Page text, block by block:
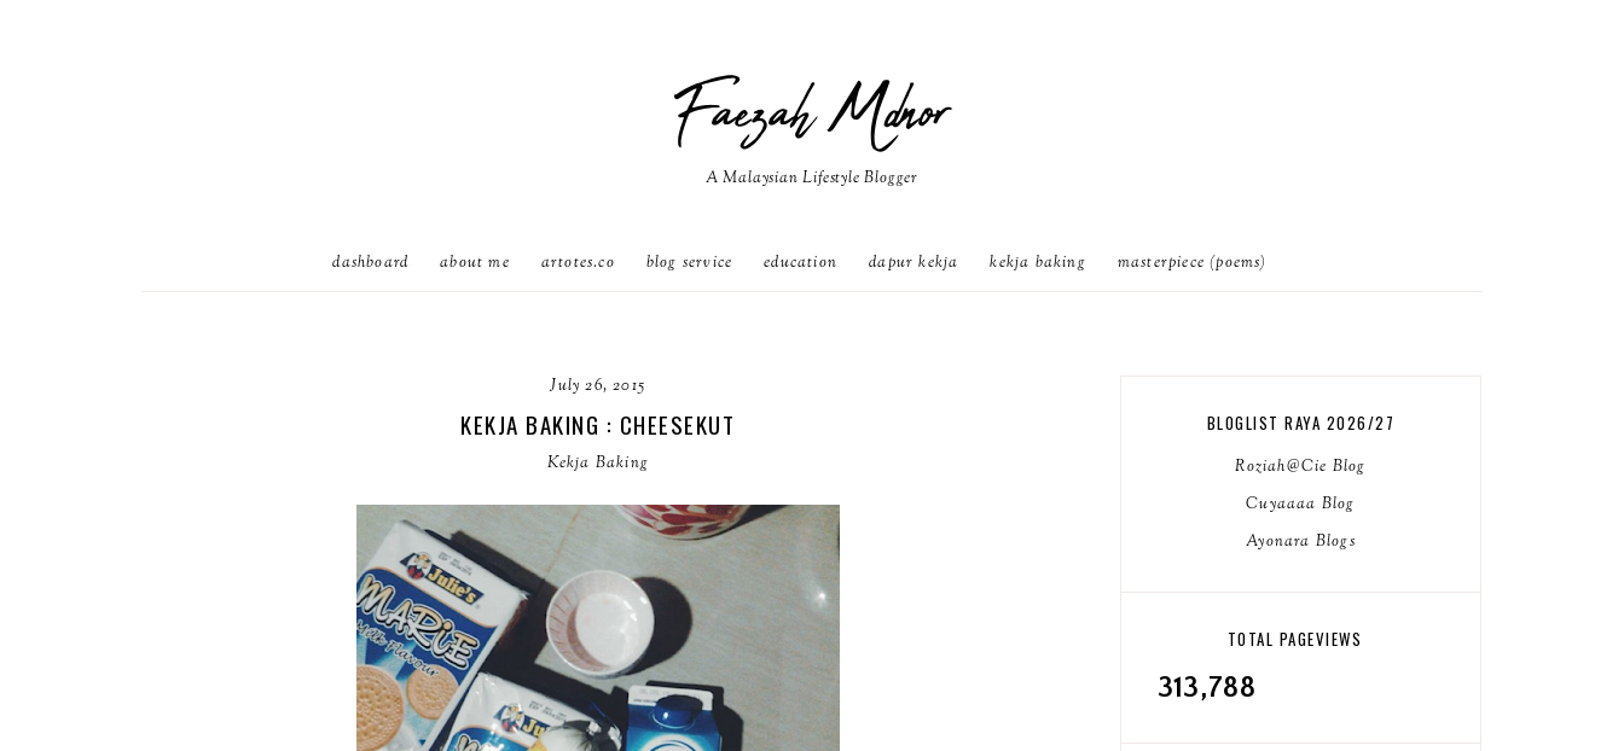
Faezah Mdnor
A Malaysian Lifestyle Blogger
dashboard about me artotes.co blog service education dapur kekja kekja baking masterpiece (poems)
July 26, 2015
KEKJA BAKING : CHEESEKUT
Kekja Baking
BLOGLIST RAYA 2026/27
Roziah@Cie Blog
Cuyaaaa Blog
Ayonara Blogs
TOTAL PAGEVIEWS
313,788